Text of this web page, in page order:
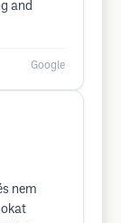
and
Google
nem